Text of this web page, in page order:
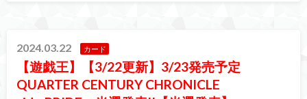
2024.03.22 カード
【遊戯王】【3/22更新】3/23発売予定
QUARTER CENTURY CHRONICLE